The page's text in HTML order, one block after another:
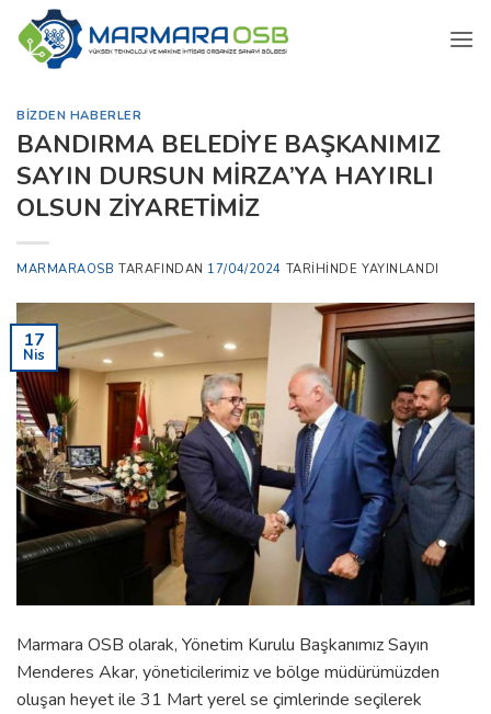
İçeriğe
atla
BIZDEN HABERLER
BANDIRMA BELEDİYE BAŞKANIMIZ
SAYIN DURSUN MİRZA’YA HAYIRLI
OLSUN ZİYARETİMİZ
MARMARAOSB TARAFINDAN 17/04/2024 TARIHINDE YAYINLANDI
17
Nis
Marmara OSB olarak, Yönetim Kurulu Başkanımız Sayın
Menderes Akar, yöneticilerimiz ve bölge müdürümüzden
oluşan heyet ile 31 Mart yerel se çimlerinde seçilerek